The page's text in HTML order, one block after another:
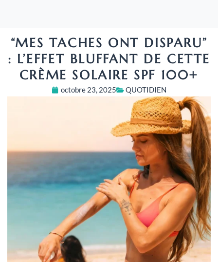
“MES TACHES ONT DISPARU”
: L’EFFET BLUFFANT DE CETTE
CRÈME SOLAIRE SPF 100+
octobre 23, 2025 QUOTIDIEN